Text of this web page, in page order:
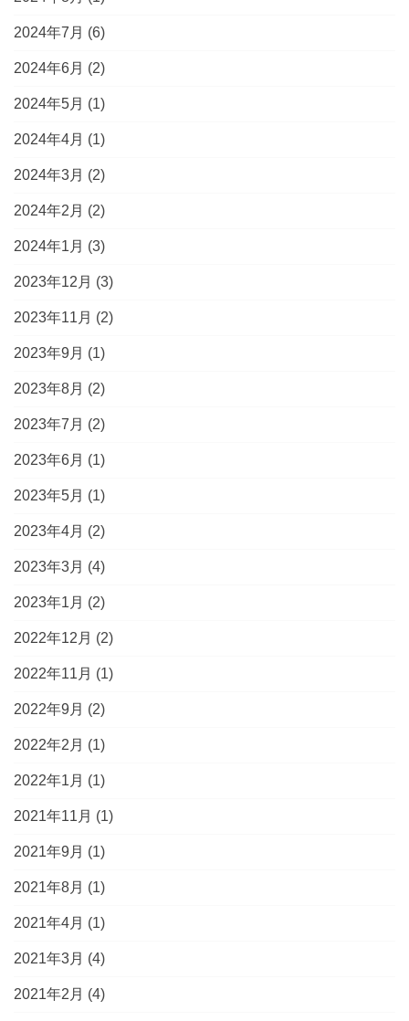
2024年7月 (6)
2024年6月 (2)
2024年5月 (1)
2024年4月 (1)
2024年3月 (2)
2024年2月 (2)
2024年1月 (3)
2023年12月 (3)
2023年11月 (2)
2023年9月 (1)
2023年8月 (2)
2023年7月 (2)
2023年6月 (1)
2023年5月 (1)
2023年4月 (2)
2023年3月 (4)
2023年1月 (2)
2022年12月 (2)
2022年11月 (1)
2022年9月 (2)
2022年2月 (1)
2022年1月 (1)
2021年11月 (1)
2021年9月 (1)
2021年8月 (1)
2021年4月 (1)
2021年3月 (4)
2021年2月 (4)